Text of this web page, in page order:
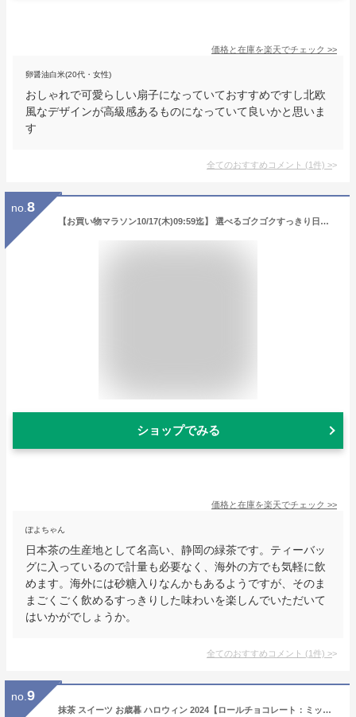
価格と在庫を楽天でチェック >>
卵醤油白米(20代・女性)
おしゃれで可愛らしい扇子になっていておすすめですし北欧
風なデザインが高級感あるものになっていて良いかと思いま
す
全てのおすすめコメント (1件) >
no. 8
【お買い物マラソン10/17(木)09:59迄】 選べるゴクゴクすっきり日本茶ティーバッグ みずたま農園製茶場 お茶 緑茶 深蒸し茶 煎茶 冷茶 水出し 国産 静岡 静岡茶 牧之原 牧之原茶 無添加 ティーパック 送料無料 大容量 メール便
ショップでみる
価格と在庫を楽天でチェック >>
ぽよちゃん
日本茶の生産地として名高い、静岡の緑茶です。ティーバッ
グに入っているので計量も必要なく、海外の方でも気軽に飲
めます。海外には砂糖入りなんかもあるようですが、そのま
まごくごく飲めるすっきりした味わいを楽しんでいただいて
はいかがでしょうか。
全てのおすすめコメント (1件) >
no. 9
抹茶 スイーツ お歳暮 ハロウィン 2024【ロールチョコレート：ミックス】抹茶 チョコレート 抹茶スイーツ 日本茶専門店監修！バレンタインデー チョコ ギフト 母の日 花以外 プレゼントお返し 3000円 お取り寄せ 宇治抹茶 ホワイトチョコ 白樺（狭山茶問屋 鈴木園）